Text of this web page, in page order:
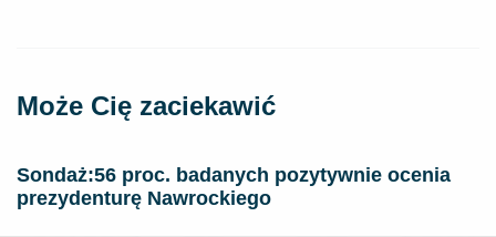
Może Cię zaciekawić
​Sondaż:56 proc. badanych pozytywnie ocenia
prezydenturę Nawrockiego